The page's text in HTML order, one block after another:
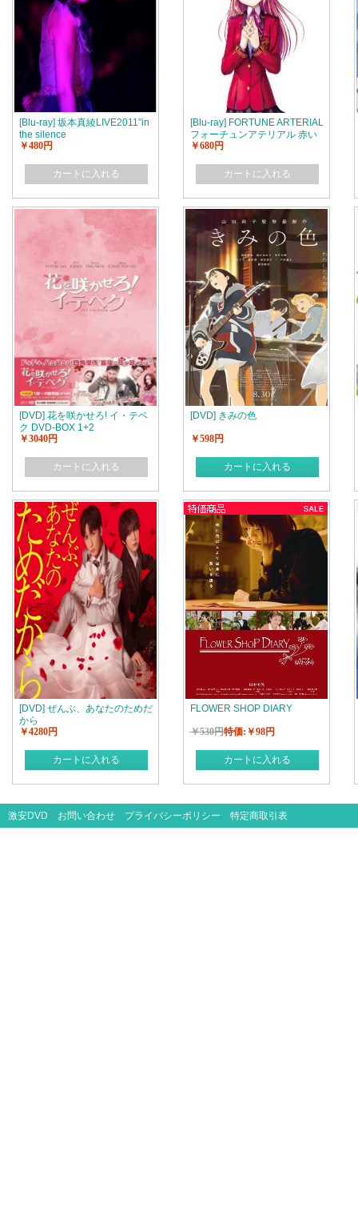
[Blu-ray] 坂本真綾LIVE2011”in
the silence
￥480円
カートに入れる
[Blu-ray] FORTUNE ARTERIAL
フォーチュンアテリアル 赤い
約束 vol.5「邦画 DVD アニ
￥680円
カートに入れる
[DVD] 花を咲かせろ! イ・テベ
ク DVD-BOX 1+2
￥3040円
カートに入れる
[DVD] きみの色
￥598円
カートに入れる
[DVD] ぜんぶ、あなたのためだ
から
￥4280円
カートに入れる
FLOWER SHOP DIARY
￥530円特価:￥98円
カートに入れる
激安DVD お問い合わせ プライバシーポリシー 特定商取引表